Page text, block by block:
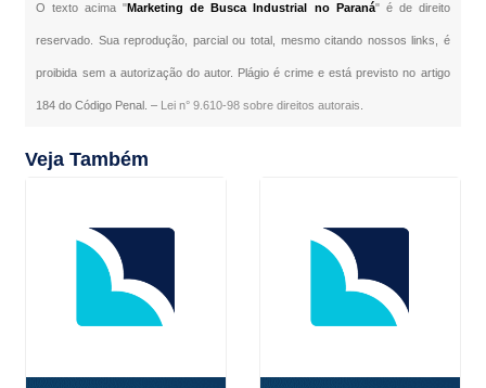
O texto acima "Marketing de Busca Industrial no Paraná" é de direito
reservado. Sua reprodução, parcial ou total, mesmo citando nossos links, é
proibida sem a autorização do autor. Plágio é crime e está previsto no artigo
184 do Código Penal. – Lei n° 9.610-98 sobre direitos autorais
Veja Também